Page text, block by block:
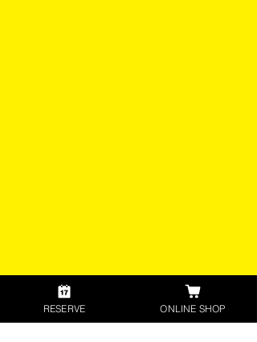
RESERVE ONLINE SHOP